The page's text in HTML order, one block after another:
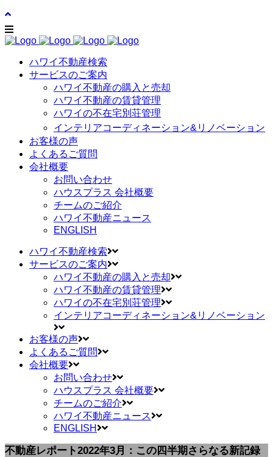
ハワイ不動産検索
サービスのご案内
ハワイ不動産の購入と売却
ハワイ不動産の賃貸管理
ハワイの不在宅別荘管理
インテリアコーディネーション&リノベーション
お客様の声
よくあるご質問
会社概要
お問い合わせ
ハウスプラス 会社概要
チームのご紹介
ハワイ不動産ニュース
ENGLISH
ハワイ不動産検索
サービスのご案内
ハワイ不動産の購入と売却
ハワイ不動産の賃貸管理
ハワイの不在宅別荘管理
インテリアコーディネーション&リノベーション
お客様の声
よくあるご質問
会社概要
お問い合わせ
ハウスプラス 会社概要
チームのご紹介
ハワイ不動産ニュース
ENGLISH
不動産レポート2022年3月：この四半期さらなる新記録